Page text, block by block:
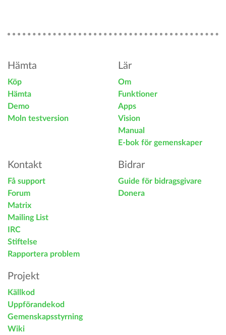
Hämta
Köp
Hämta
Demo
Moln testversion
Lär
Om
Funktioner
Apps
Vision
Manual
E-bok för gemenskaper
Kontakt
Få support
Forum
Matrix
Mailing List
IRC
Stiftelse
Rapportera problem
Bidrar
Guide för bidragsgivare
Donera
Projekt
Källkod
Uppförandekod
Gemenskapsstyrning
Wiki